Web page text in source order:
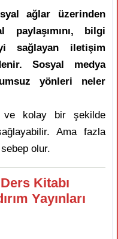
ağlar üzerinden
bilgi
sağlayan iletişim
Sosyal medya
yönleri neler
ve kolay bir şekilde
Ama fazla
olur.
Kitabı
Yayınları